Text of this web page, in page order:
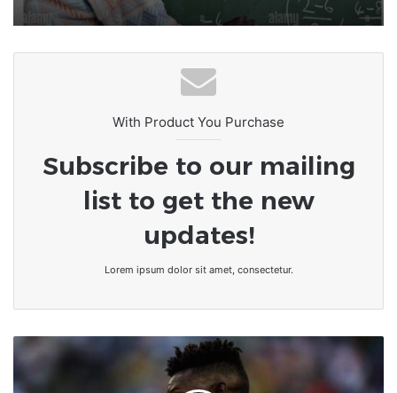
With Product You Purchase
Subscribe to our mailing
list to get the new
updates!
Lorem ipsum dolor sit amet, consectetur.
Football/mondial
2022
: